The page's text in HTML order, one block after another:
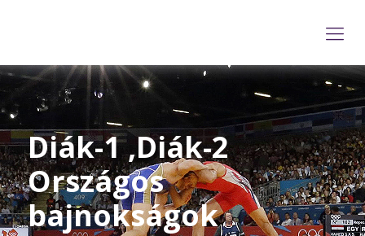
Diák-1 ,Diák-2
Országos
bajnokságok